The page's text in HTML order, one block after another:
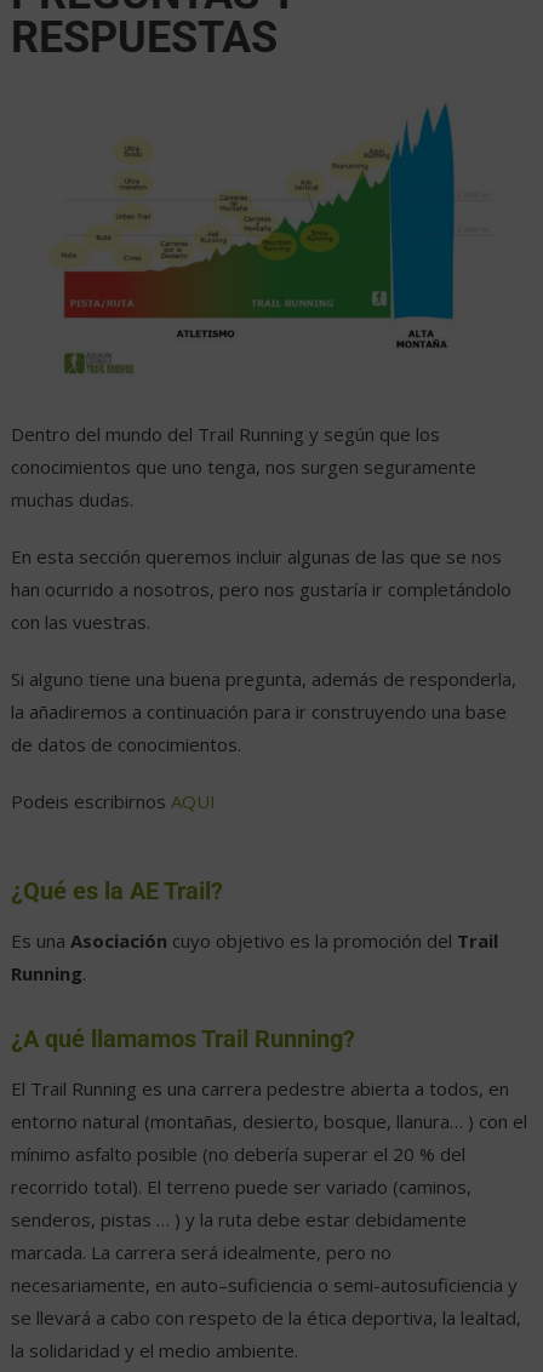
RESPUESTAS
Dentro del mundo del Trail Running y según que los
conocimientos que uno tenga, nos surgen seguramente
muchas dudas.
En esta sección queremos incluir algunas de las que se nos
han ocurrido a nosotros, pero nos gustaría ir completándolo
con las vuestras.
Si alguno tiene una buena pregunta, además de responderla,
la añadiremos a continuación para ir construyendo una base
de datos de conocimientos.
Podeis escribirnos AQUI
¿Qué es la AE Trail?
Es una Asociación cuyo objetivo es la promoción del Trail
Running.
¿A qué llamamos Trail Running?
El Trail Running es una carrera pedestre abierta a todos, en
entorno natural (montañas, desierto, bosque, llanura… ) con el
mínimo asfalto posible (no debería superar el 20 % del
recorrido total). El terreno puede ser variado (caminos,
senderos, pistas … ) y la ruta debe estar debidamente
marcada. La carrera será idealmente, pero no
necesariamente, en auto–suficiencia o semi-autosuficiencia y
se llevará a cabo con respeto de la ética deportiva, la lealtad,
la solidaridad y el medio ambiente.